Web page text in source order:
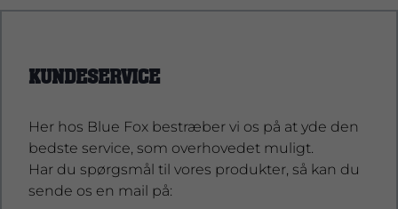
KUNDESERVICE
Her hos Blue Fox bestræber vi os på at yde den
bedste service, som overhovedet muligt.
Har du spørgsmål til vores produkter, så kan du
sende os en mail på: